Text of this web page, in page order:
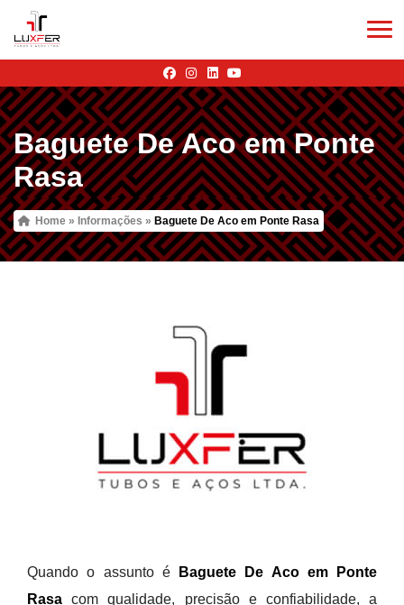
Baguete De Aco em Ponte
Rasa
Home » Informações » Baguete De Aco em Ponte Rasa
Quando o assunto é
Baguete De Aco em Ponte
Rasa com qualidade, precisão e confiabilidade, a